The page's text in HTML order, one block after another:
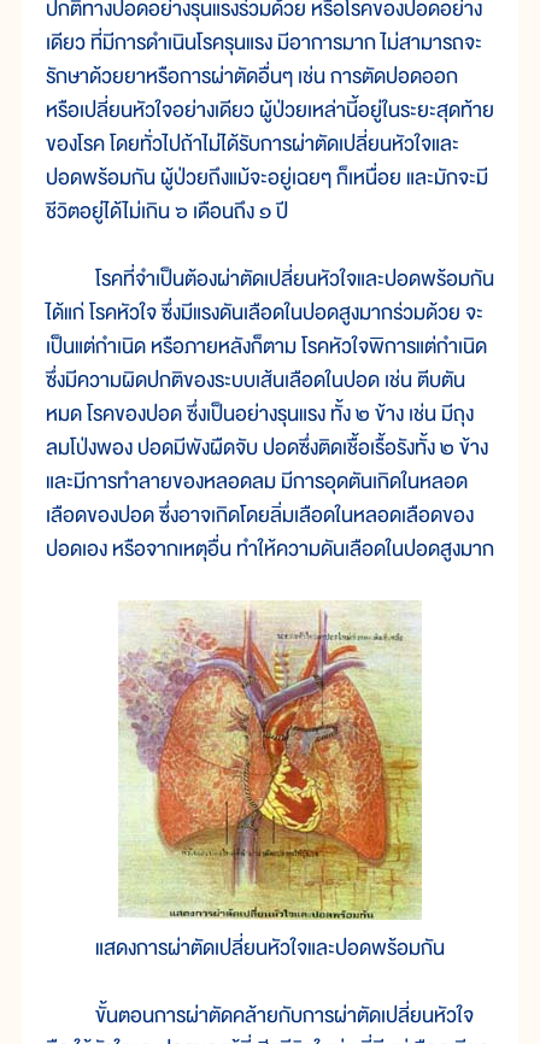
ปกติทางปอดอย่างรุนแรงร่วมด้วย หรือโรคของปอดอย่าง
เดียว ที่มีการดำเนินโรครุนแรง มีอาการมาก ไม่สามารถจะ
รักษาด้วยยาหรือการผ่าตัดอื่นๆ เช่น การตัดปอดออก
หรือเปลี่ยนหัวใจอย่างเดียว ผู้ป่วยเหล่านี้อยู่ในระยะสุดท้าย
ของโรค โดยทั่วไปถ้าไม่ได้รับการผ่าตัดเปลี่ยนหัวใจและ
ปอดพร้อมกัน ผู้ป่วยถึงแม้จะอยู่เฉยๆ ก็เหนื่อย และมักจะมี
ชีวิตอยู่ได้ไม่เกิน ๖ เดือนถึง ๑ ปี
โรคที่จำเป็นต้องผ่าตัดเปลี่ยนหัวใจและปอดพร้อมกัน
ได้แก่ โรคหัวใจ ซึ่งมีแรงดันเลือดในปอดสูงมากร่วมด้วย จะ
เป็นแต่กำเนิด หรือภายหลังก็ตาม โรคหัวใจพิการแต่กำเนิด
ซึ่งมีความผิดปกติของระบบเส้นเลือดในปอด เช่น ตีบตัน
หมด โรคของปอด ซึ่งเป็นอย่างรุนแรง ทั้ง ๒ ข้าง เช่น มีถุง
ลมโป่งพอง ปอดมีพังผืดจับ ปอดซึ่งติดเชื้อเรื้อรังทั้ง ๒ ข้าง
และมีการทำลายของหลอดลม มีการอุดตันเกิดในหลอด
เลือดของปอด ซึ่งอาจเกิดโดยลิ่มเลือดในหลอดเลือดของ
ปอดเอง หรือจากเหตุอื่น ทำให้ความดันเลือดในปอดสูงมาก
แสดงการผ่าตัดเปลี่ยนหัวใจและปอดพร้อมกัน
ขั้นตอนการผ่าตัดคล้ายกับการผ่าตัดเปลี่ยนหัวใจ